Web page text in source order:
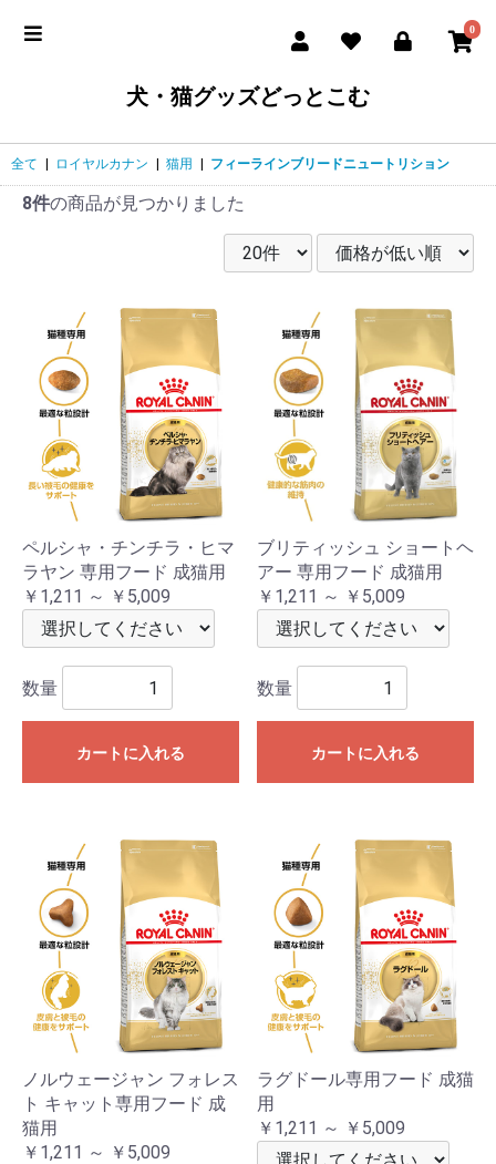
0
犬・猫グッズどっとこむ
全て ロイヤルカナン 猫用 フィーラインブリードニュートリション
8件の商品が見つかりました
ペルシャ・チンチラ・ヒマ
ラヤン 専用フード 成猫用
￥1,211 ～ ￥5,009
数量
カートに入れる
ブリティッシュ ショートヘ
アー 専用フード 成猫用
￥1,211 ～ ￥5,009
数量
カートに入れる
ノルウェージャン フォレス
ト キャット専用フード 成
猫用
￥1,211 ～ ￥5,009
ラグドール専用フード 成猫
用
￥1,211 ～ ￥5,009